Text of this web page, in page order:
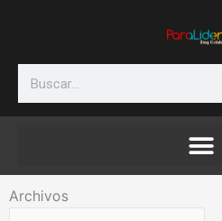
Search
Archivos
Archivos